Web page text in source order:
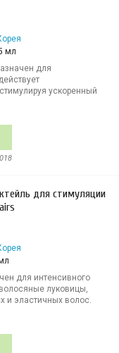
мл
для
ускоренный
для стимуляции
для интенсивного
луковицы,
и эластичных волос.